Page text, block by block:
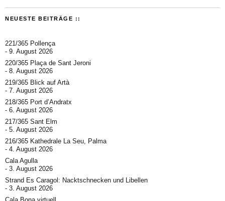
NEUESTE BEITRÄGE ::
221/365 Pollença
9. August 2026
220/365 Plaça de Sant Jeroni
8. August 2026
219/365 Blick auf Artà
7. August 2026
218/365 Port d’Andratx
6. August 2026
217/365 Sant Elm
5. August 2026
216/365 Kathedrale La Seu, Palma
4. August 2026
Cala Agulla
3. August 2026
Strand Es Caragol: Nacktschnecken und Libellen
3. August 2026